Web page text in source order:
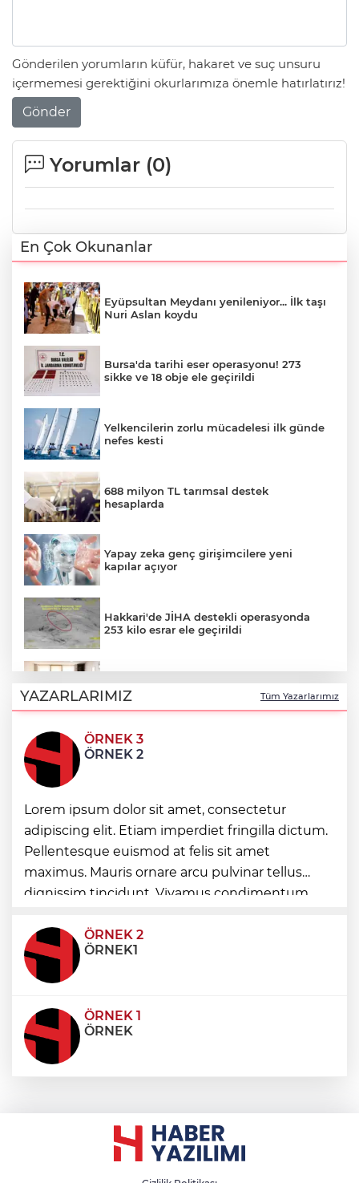
Gönderilen yorumların küfür, hakaret ve suç unsuru
içermemesi gerektiğini okurlarımıza önemle hatırlatırız!
Gönder
Yorumlar (0)
En Çok Okunanlar
Eyüpsultan Meydanı yenileniyor... İlk taşı
Nuri Aslan koydu
Bursa'da tarihi eser operasyonu! 273
sikke ve 18 obje ele geçirildi
Yelkencilerin zorlu mücadelesi ilk günde
nefes kesti
688 milyon TL tarımsal destek
hesaplarda
Yapay zeka genç girişimcilere yeni
kapılar açıyor
Hakkari'de JİHA destekli operasyonda
253 kilo esrar ele geçirildi
nezaket ziyareti
İstanbul Maltepe’de çocuklar kitapların
renkli dünyasında
Edirne Keşan’dan Elazığ'a gönül köprüsü
Bursa Tabip Odası: Hekimlik 5 dakikaya
sığmaz
YAZARLARIMIZ Tüm Yazarlarımız
ÖRNEK 3
ÖRNEK 2
Lorem ipsum dolor sit amet, consectetur
adipiscing elit. Etiam imperdiet fringilla dictum.
Pellentesque euismod at felis sit amet
maximus. Mauris ornare arcu pulvinar tellus
dignissim tincidunt. Vivamus condimentum
condimentum eros et, faucibus sapien. Praese
ÖRNEK 2
ÖRNEK1
ÖRNEK 1
ÖRNEK